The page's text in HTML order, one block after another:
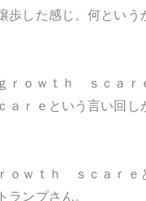
歩した感じ。何という
ｒｏｗｔｈ ｓｃａｒ
ｒｅという言い回し
ｏｗｔｈ ｓｃａｒｅ
ンプさん。